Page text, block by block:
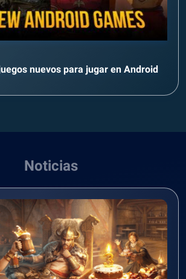
nuevos para jugar en Android
Noticias